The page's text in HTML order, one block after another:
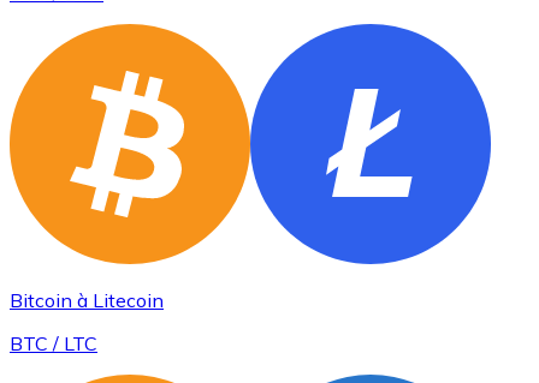
Bitcoin à Litecoin
BTC / LTC